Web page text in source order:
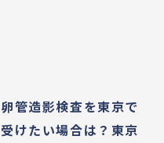
卵管造影検査を東京で
受けたい場合は？東京